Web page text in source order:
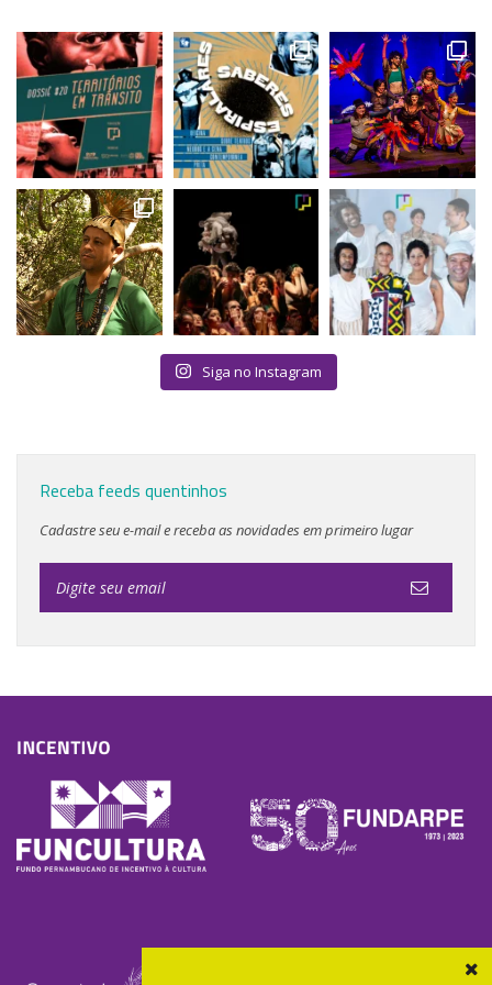
Siga no Instagram
Receba feeds quentinhos
Cadastre seu e-mail e receba as novidades em primeiro lugar